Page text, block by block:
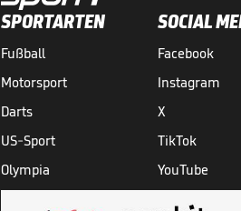
SPORTARTEN
Fußball
Motorsport
Darts
US-Sport
Olympia
SOCIAL
Facebook
Instagram
X
TikTok
YouTube